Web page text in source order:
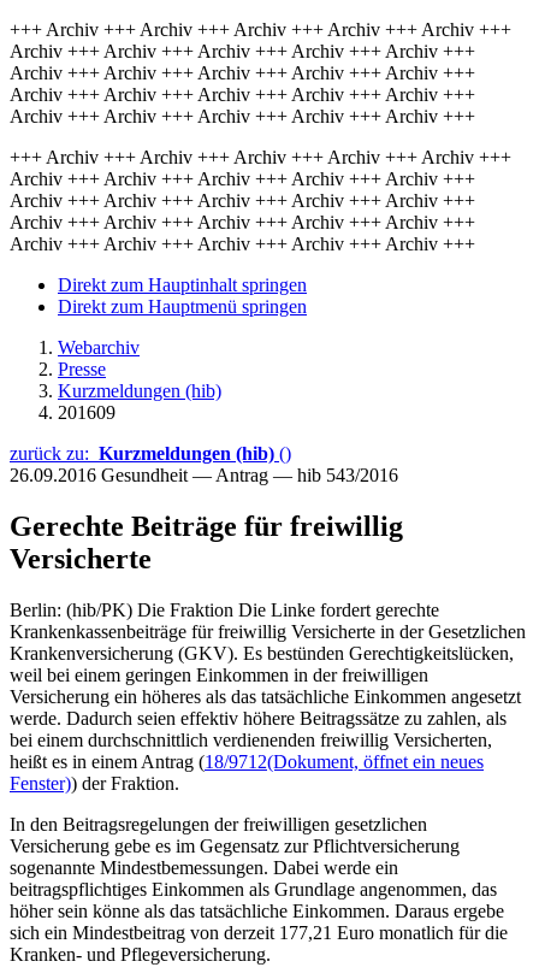
+++ Archiv +++ Archiv +++ Archiv +++ Archiv +++ Archiv +++
Archiv +++ Archiv +++ Archiv +++ Archiv +++ Archiv +++
Archiv +++ Archiv +++ Archiv +++ Archiv +++ Archiv +++
Archiv +++ Archiv +++ Archiv +++ Archiv +++ Archiv +++
Archiv +++ Archiv +++ Archiv +++ Archiv +++ Archiv +++
+++ Archiv +++ Archiv +++ Archiv +++ Archiv +++ Archiv +++
Archiv +++ Archiv +++ Archiv +++ Archiv +++ Archiv +++
Archiv +++ Archiv +++ Archiv +++ Archiv +++ Archiv +++
Archiv +++ Archiv +++ Archiv +++ Archiv +++ Archiv +++
Archiv +++ Archiv +++ Archiv +++ Archiv +++ Archiv +++
Direkt zum Hauptinhalt springen
Direkt zum Hauptmenü springen
Webarchiv
Presse
Kurzmeldungen (hib)
201609
zurück zu: Kurzmeldungen (hib) ()
26.09.2016 Gesundheit — Antrag — hib 543/2016
Gerechte Beiträge für freiwillig
Versicherte
Berlin: (hib/PK) Die Fraktion Die Linke fordert gerechte
Krankenkassenbeiträge für freiwillig Versicherte in der Gesetzlichen
Krankenversicherung (GKV). Es bestünden Gerechtigkeitslücken,
weil bei einem geringen Einkommen in der freiwilligen
Versicherung ein höheres als das tatsächliche Einkommen angesetzt
werde. Dadurch seien effektiv höhere Beitragssätze zu zahlen, als
bei einem durchschnittlich verdienenden freiwillig Versicherten,
heißt es in einem Antrag (18/9712(Dokument, öffnet ein neues
Fenster)) der Fraktion.
In den Beitragsregelungen der freiwilligen gesetzlichen
Versicherung gebe es im Gegensatz zur Pflichtversicherung
sogenannte Mindestbemessungen. Dabei werde ein
beitragspflichtiges Einkommen als Grundlage angenommen, das
höher sein könne als das tatsächliche Einkommen. Daraus ergebe
sich ein Mindestbeitrag von derzeit 177,21 Euro monatlich für die
Kranken- und Pflegeversicherung.